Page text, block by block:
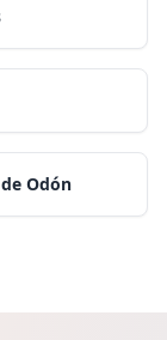
Odón